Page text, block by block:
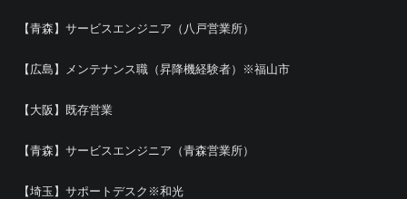
【青森】サービスエンジニア（八戸営業所）
【広島】メンテナンス職（昇降機経験者）※福山市
【大阪】既存営業
【青森】サービスエンジニア（青森営業所）
【埼玉】サポートデスク※和光